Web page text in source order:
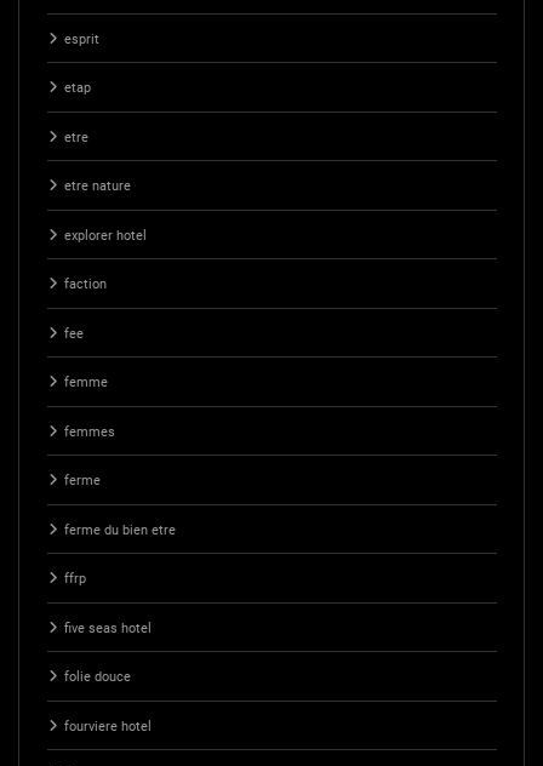
esprit
etap
etre
etre nature
explorer hotel
faction
fee
femme
femmes
ferme
ferme du bien etre
ffrp
five seas hotel
folie douce
fourviere hotel